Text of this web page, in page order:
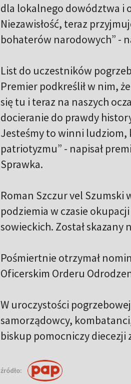
dla lokalnego dowództwa i
Niezawisłość, teraz
bohaterów narodowych” -
List do uczestników
Premier podkreślił w nim,
się tu i teraz na naszych
docieranie do prawdy
Jesteśmy to winni
patriotyzmu” - napisał
Sprawka.
Roman Szczur vel Szumski
podziemia w czasie
sowieckich. Został skazany
Pośmiertnie otrzymał
Oficerskim Orderu
W uroczystości
samorządowcy,
biskup pomocniczy diecezji
źródło: